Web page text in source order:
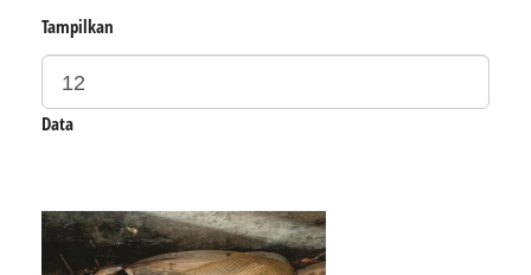
Tampilkan
Data